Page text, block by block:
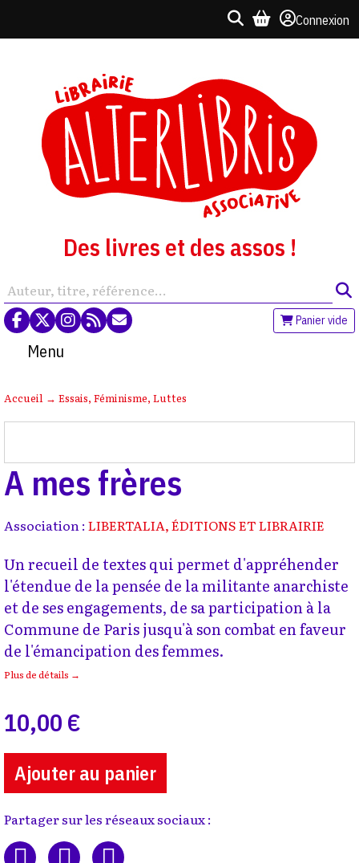
Connexion
Des livres et des assos !
Panier vide
Menu
Accueil → Essais, Féminisme, Luttes
A mes frères
Association : LIBERTALIA, ÉDITIONS ET LIBRAIRIE
Un recueil de textes qui permet d'appréhender
l'étendue de la pensée de la militante anarchiste
et de ses engagements, de sa participation à la
Commune de Paris jusqu'à son combat en faveur
de l'émancipation des femmes.
Plus de détails →
10,00 €
Ajouter au panier
Partager sur les réseaux sociaux :